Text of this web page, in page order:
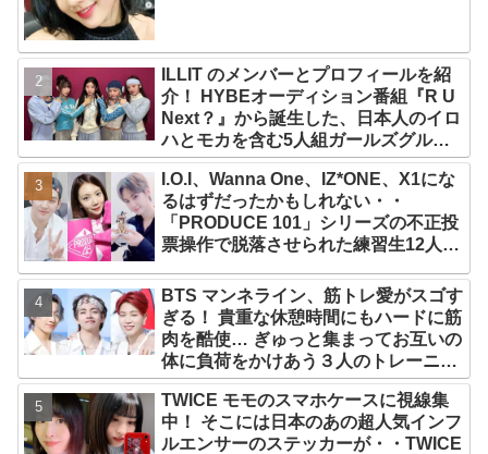
ILLIT のメンバーとプロフィールを紹
介！ HYBEオーディション番組『R U
Next？』から誕生した、日本人のイロ
ハとモカを含む5人組ガールズグルー
プ！ デビュー曲「Magnetic」がいき
なりの大ヒット
I.O.I、Wanna One、IZ*ONE、X1にな
るはずだったかもしれない・・
「PRODUCE 101」シリーズの不正投
票操作で脱落させられた練習生12人の
BTS マンネライン、筋トレ愛がスゴす
ぎる！ 貴重な休憩時間にもハードに筋
肉を酷使… ぎゅっと集まってお互いの
体に負荷をかけあう３人のトレーニン
グ風景がかわいすぎるとファンくぎづ
け
TWICE モモのスマホケースに視線集
中！ そこには日本のあの超人気インフ
ルエンサーのステッカーが・・TWICE